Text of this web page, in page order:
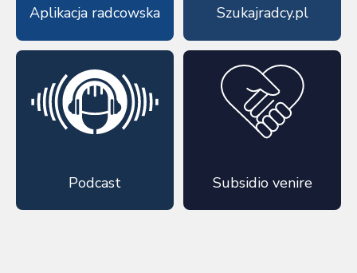
Aplikacja radcowska Szukajradcy.pl
Podcast Subsidio venire